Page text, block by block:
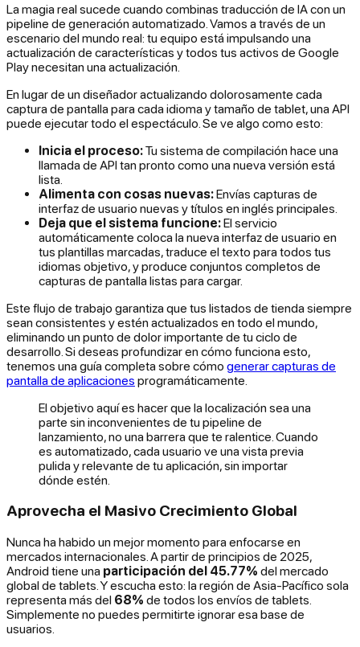
La magia real sucede cuando combinas traducción de IA con un
pipeline de generación automatizado. Vamos a través de un
escenario del mundo real: tu equipo está impulsando una
actualización de características y todos tus activos de Google
Play necesitan una actualización.
En lugar de un diseñador actualizando dolorosamente cada
captura de pantalla para cada idioma y tamaño de tablet, una API
puede ejecutar todo el espectáculo. Se ve algo como esto:
Inicia el proceso:Tu sistema de compilación hace una
llamada de API tan pronto como una nueva versión está
lista.
Alimenta con cosas nuevas:Envías capturas de
interfaz de usuario nuevas y títulos en inglés principales.
Deja que el sistema funcione:El servicio
automáticamente coloca la nueva interfaz de usuario en
tus plantillas marcadas, traduce el texto para todos tus
idiomas objetivo, y produce conjuntos completos de
capturas de pantalla listas para cargar.
Este flujo de trabajo garantiza que tus listados de tienda siempre
sean consistentes y estén actualizados en todo el mundo,
eliminando un punto de dolor importante de tu ciclo de
desarrollo. Si deseas profundizar en cómo funciona esto,
tenemos una guía completa sobre cómo generar capturas de
pantalla de aplicaciones programáticamente.
El objetivo aquí es hacer que la localización sea una
parte sin inconvenientes de tu pipeline de
lanzamiento, no una barrera que te ralentice. Cuando
es automatizado, cada usuario ve una vista previa
pulida y relevante de tu aplicación, sin importar
dónde estén.
Aprovecha el Masivo Crecimiento Global
Nunca ha habido un mejor momento para enfocarse en
mercados internacionales. A partir de principios de 2025,
Android tiene una participación del 45.77% del mercado
global de tablets. Y escucha esto: la región de Asia-Pacífico sola
representa más del 68% de todos los envíos de tablets.
Simplemente no puedes permitirte ignorar esa base de
usuarios.